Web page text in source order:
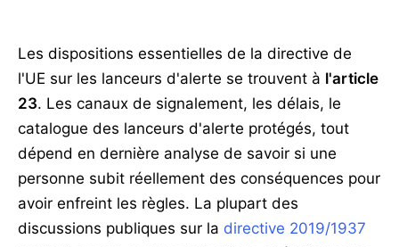
Les dispositions essentielles de la directive de
l'UE sur les lanceurs d'alerte se trouvent à l'article
23. Les canaux de signalement, les délais, le
catalogue des lanceurs d'alerte protégés, tout
dépend en dernière analyse de savoir si une
personne subit réellement des conséquences pour
avoir enfreint les règles. La plupart des
discussions publiques sur la directive 2019/1937